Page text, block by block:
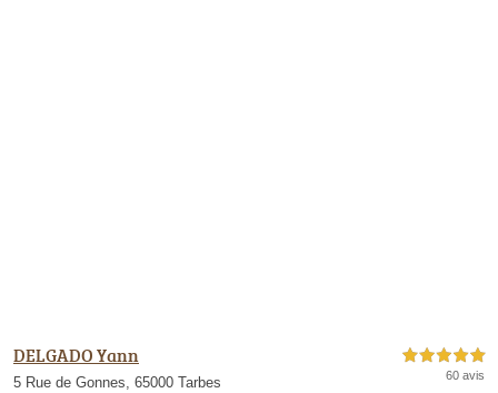
DELGADO Yann
5 Rue de Gonnes, 65000 Tarbes
5,0 étoiles sur 5
60 avis